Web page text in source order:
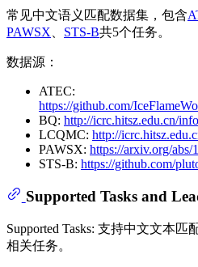
常见中文语义匹配数据集，包含
PAWSX
STS-B共5个任务。
数据源：
ATEC:
https://github.com/
BQ: http://icrc.hitsz.edu.cn/
LCQMC: http://
PAWSX: https://arxiv.org/abs/
STS-B: https://github.com/
Supported Tasks and
Supported Tasks: 支持中文文本
相关任务。